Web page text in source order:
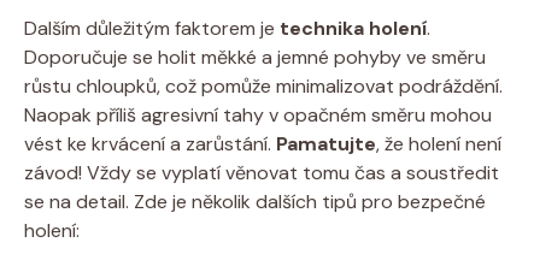
Dalším důležitým faktorem je technika holení.
Doporučuje se holit měkké a jemné pohyby ve směru
růstu chloupků, což pomůže minimalizovat podráždění.
Naopak příliš agresivní tahy v opačném směru mohou
vést ke krvácení a zarůstání. Pamatujte, že holení není
závod! Vždy se vyplatí věnovat tomu čas a soustředit
se na detail. Zde je několik dalších tipů pro bezpečné
holení: